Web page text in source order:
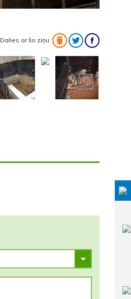
Dalies ar šo ziņu: